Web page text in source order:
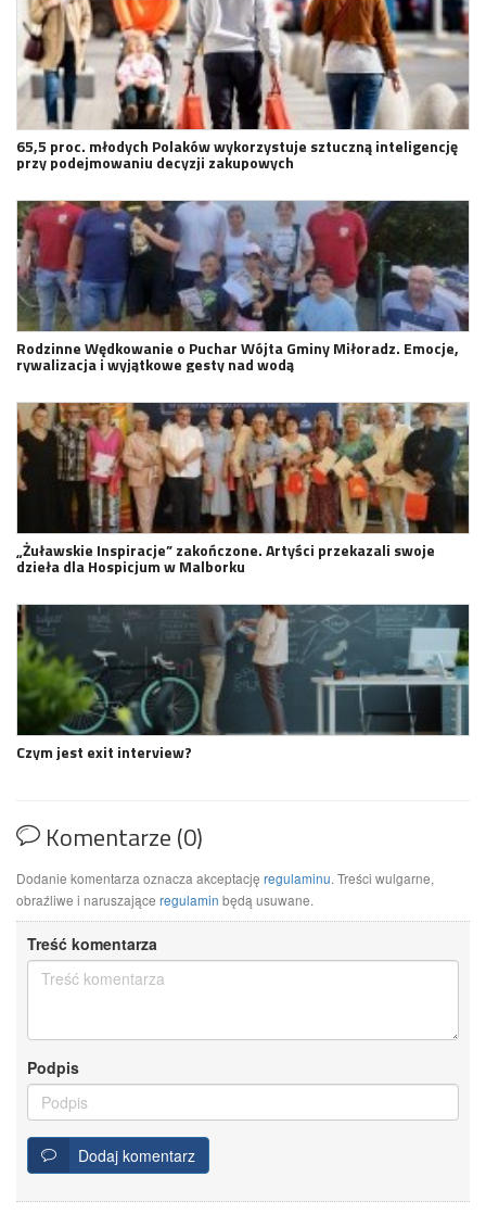
65,5 proc. młodych Polaków wykorzystuje sztuczną inteligencję
przy podejmowaniu decyzji zakupowych
Rodzinne Wędkowanie o Puchar Wójta Gminy Miłoradz. Emocje,
rywalizacja i wyjątkowe gesty nad wodą
„Żuławskie Inspiracje” zakończone. Artyści przekazali swoje
dzieła dla Hospicjum w Malborku
Czym jest exit interview?
Komentarze (0)
Dodanie komentarza oznacza akceptację regulaminu. Treści wulgarne,
obraźliwe i naruszające regulamin będą usuwane.
Treść komentarza
Podpis
Dodaj komentarz